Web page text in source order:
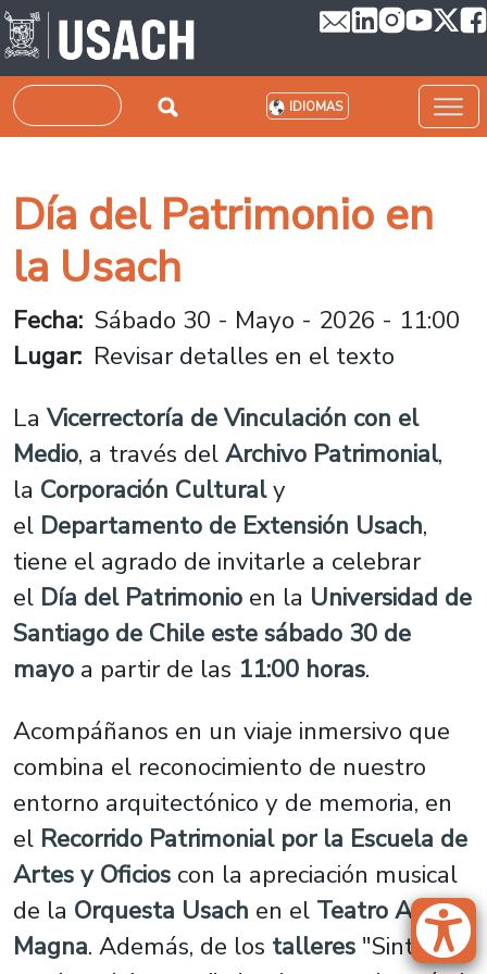
Pasar al contenido principal
Buscar IDIOMAS
Día del Patrimonio en
la Usach
Fecha Sábado 30 - Mayo - 2026 - 11:00
Lugar Revisar detalles en el texto
La Vicerrectoría de Vinculación con el
Medio, a través delArchivo Patrimonial,
la Corporación Culturaly
el Departamento de Extensión Usach,
tiene el agrado de invitarle a celebrar
el Día del Patrimonio en la Universidad de
Santiago de Chile este sábado 30 de
mayo a partir de las 11:00 horas.
Acompáñanos en un viaje inmersivo que
combina el reconocimiento de nuestro
entorno arquitectónico y de memoria, en
el Recorrido Patrimonial por la Escuela de
Artes y Oficios con la apreciación musical
de la Orquesta Usach en el Teatro Aula
Magna. Además, de los talleres "Sintiendo